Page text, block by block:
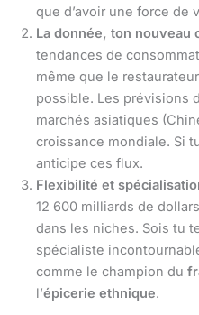
que d’avoir une force de
La donnée, ton nouveau
tendances de
même que le
possible. Les prévisions
marchés asiatiques
croissance mondiale. Si
anticipe ces flux.
Flexibilité et
12 600 milliards de
dans les niches. Sois tu
spécialiste
comme le champion du
l’épicerie ethnique.